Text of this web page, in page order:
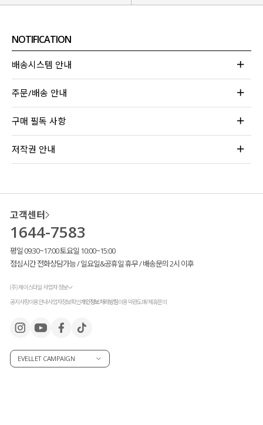
NOTIFICATION
배송시스템 안내
주문/배송 안내
구매 필독 사항
저작권 안내
고객센터
1644-7583
평일 09:30~17:00 토요일 10:00~15:00
점심시간 전화상담가능 / 일요일&공휴일 휴무 / 배송문의 2시 이후
(주) 제이스타일 사업자 정보
공지사항이용안내사업자정보확인개인정보처리방침이용약관도매/제휴문의
EVELLET CAMPAIGN